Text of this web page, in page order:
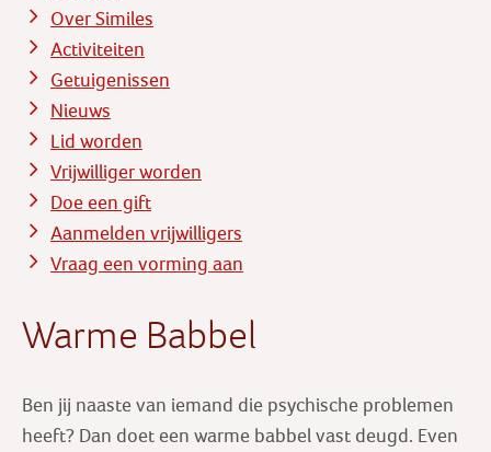
Over Similes
Activiteiten
Getuigenissen
Nieuws
Lid worden
Vrijwilliger worden
Doe een gift
Aanmelden vrijwilligers
Vraag een vorming aan
Warme Babbel
Ben jij naaste van iemand die psychische problemen
heeft? Dan doet een warme babbel vast deugd. Even